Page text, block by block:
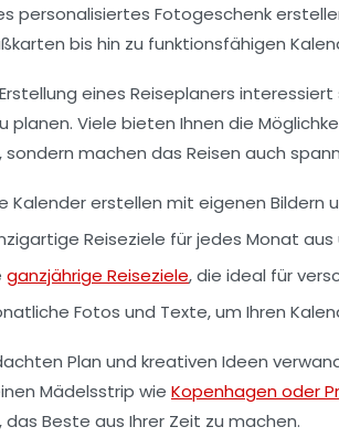
personalisiertes Fotogeschenk
bis hin zu funktionsfähigen
eines Reiseplaners interessiert
planen. Viele bieten Ihnen die
sondern machen das Reisen auch
Kalendererstellen mit eigenen Bildern
Reiseziele für jedes Monat aus
ganzjährige Reiseziele, die ideal für
Fotos und Texte, um Ihren
Plan und kreativen Ideen
Mädelsstrip wie Kopenhagen oder
das Beste aus Ihrer Zeit zu machen.